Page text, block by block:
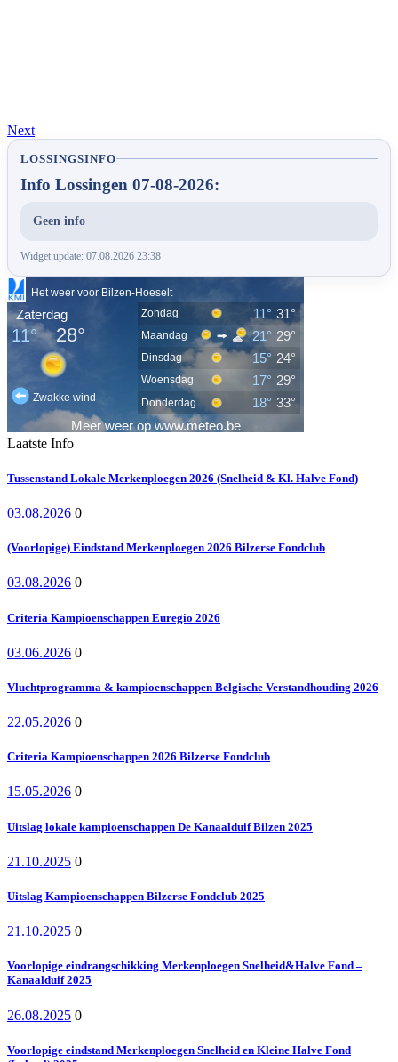
Next
LOSSINGSINFO
Info Lossingen 07-08-2026:
Geen info
Widget update: 07.08.2026 23:38
Laatste Info
Tussenstand Lokale Merkenploegen 2026 (Snelheid & Kl. Halve Fond)
03.08.2026 0
(Voorlopige) Eindstand Merkenploegen 2026 Bilzerse Fondclub
03.08.2026 0
Criteria Kampioenschappen Euregio 2026
03.06.2026 0
Vluchtprogramma & kampioenschappen Belgische Verstandhouding 2026
22.05.2026 0
Criteria Kampioenschappen 2026 Bilzerse Fondclub
15.05.2026 0
Uitslag lokale kampioenschappen De Kanaalduif Bilzen 2025
21.10.2025 0
Uitslag Kampioenschappen Bilzerse Fondclub 2025
21.10.2025 0
Voorlopige eindrangschikking Merkenploegen Snelheid&Halve Fond –
Kanaalduif 2025
26.08.2025 0
Voorlopige eindstand Merkenploegen Snelheid en Kleine Halve Fond